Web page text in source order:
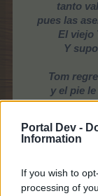
Portal Dev -
Information
If you wish to
processing of
tanto
pues las
El viejo
Y
Tom
y el pie
pero al
Las